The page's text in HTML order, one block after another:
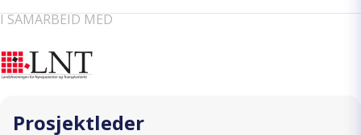
I SAMARBEID MED
Prosjektleder